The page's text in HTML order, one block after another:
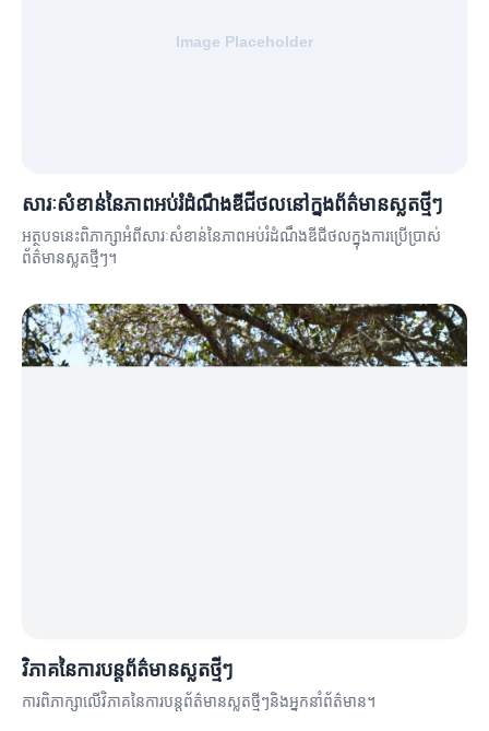
សារៈសំខាន់នៃភាពអប់រំដំណឹងឌីជីថលនៅក្នុងព័ត៌មានស្លតថ្មីៗ
អត្ថបទនេះពិភាក្សាអំពីសារៈសំខាន់នៃភាពអប់រំដំណឹងឌីជីថលក្នុងការប្រើប្រាស់
ព័ត៌មានស្លតថ្មីៗ។
វិភាគនៃការបន្តព័ត៌មានស្លតថ្មីៗ
ការពិភាក្សាលើវិភាគនៃការបន្តព័ត៌មានស្លតថ្មីៗនិងអ្នកនាំព័ត៌មាន។